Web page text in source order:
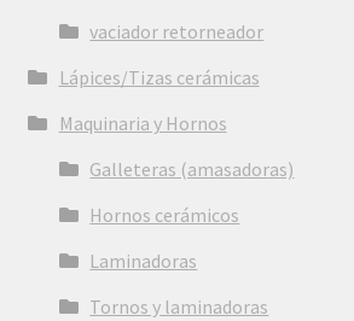
vaciador retorneador
Lápices/Tizas cerámicas
Maquinaria y Hornos
Galleteras (amasadoras)
Hornos cerámicos
Laminadoras
Tornos y laminadoras